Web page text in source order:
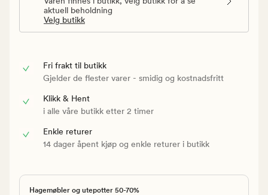
aktuell beholdning
Velg butikk
Fri frakt til butikk
Gjelder de flester varer - smidig og kostnadsfritt
Klikk & Hent
i alle våre butikk etter 2 timer
Enkle returer
14 dager åpent kjøp og enkle returer i butikk
Hagemøbler og utepotter 50-70%